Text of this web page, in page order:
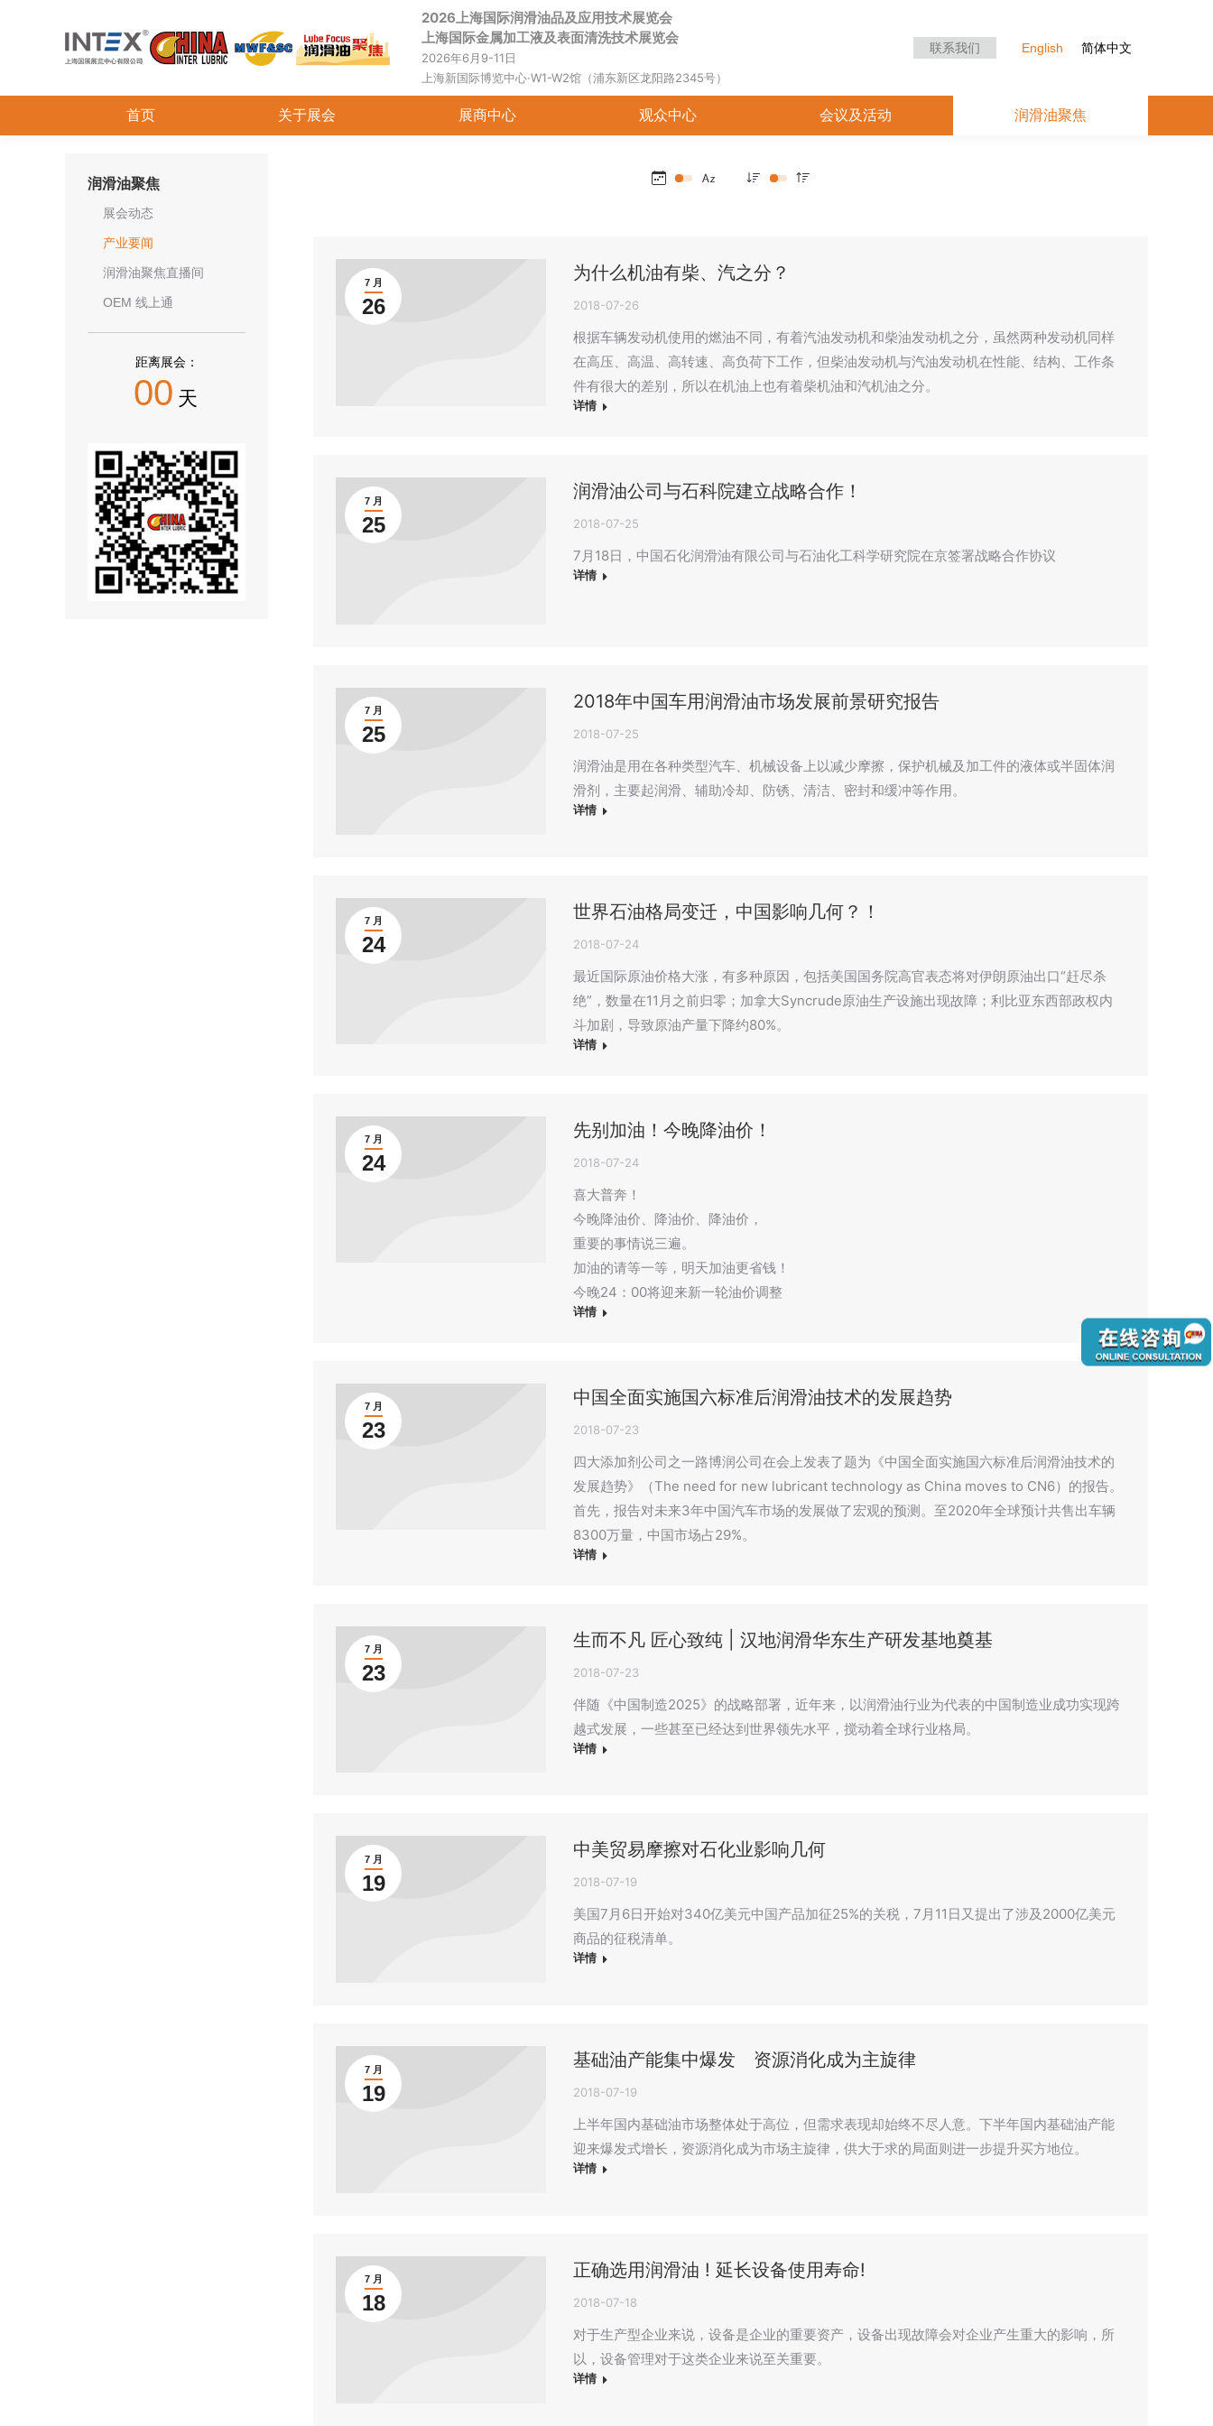
2026上海国际润滑油品及应用技术展览会
上海国际金属加工液及表面清洗技术展览会
2026年6月9-11日
上海新国际博览中心·W1-W2馆（浦东新区龙阳路2345号）
联系我们 English 简体中文
首页 关于展会 展商中心 观众中心 会议及活动 润滑油聚焦
7 月
26
为什么机油有柴、汽之分？
2018-07-26
根据车辆发动机使用的燃油不同，有着汽油发动机和柴油发动机之分，虽然两种发动机同样
在高压、高温、高转速、高负荷下工作，但柴油发动机与汽油发动机在性能、结构、工作条
件有很大的差别，所以在机油上也有着柴机油和汽机油之分。
详情
7 月
25
润滑油公司与石科院建立战略合作！
2018-07-25
7月18日，中国石化润滑油有限公司与石油化工科学研究院在京签署战略合作协议
详情
7 月
25
2018年中国车用润滑油市场发展前景研究报告
2018-07-25
润滑油是用在各种类型汽车、机械设备上以减少摩擦，保护机械及加工件的液体或半固体润
滑剂，主要起润滑、辅助冷却、防锈、清洁、密封和缓冲等作用。
详情
7 月
24
世界石油格局变迁，中国影响几何？！
2018-07-24
最近国际原油价格大涨，有多种原因，包括美国国务院高官表态将对伊朗原油出口“赶尽杀
绝”，数量在11月之前归零；加拿大Syncrude原油生产设施出现故障；利比亚东西部政权内
斗加剧，导致原油产量下降约80%。
详情
7 月
24
先别加油！今晚降油价！
2018-07-24
喜大普奔！
今晚降油价、降油价、降油价，
重要的事情说三遍。
加油的请等一等，明天加油更省钱！
今晚24：00将迎来新一轮油价调整
详情
7 月
23
中国全面实施国六标准后润滑油技术的发展趋势
2018-07-23
四大添加剂公司之一路博润公司在会上发表了题为《中国全面实施国六标准后润滑油技术的
发展趋势》（The need for new lubricant technology as China moves to CN6）的报告。
首先，报告对未来3年中国汽车市场的发展做了宏观的预测。至2020年全球预计共售出车辆
8300万量，中国市场占29%。
详情
7 月
23
生而不凡 匠心致纯 | 汉地润滑华东生产研发基地奠基
2018-07-23
伴随《中国制造2025》的战略部署，近年来，以润滑油行业为代表的中国制造业成功实现跨
越式发展，一些甚至已经达到世界领先水平，搅动着全球行业格局。
详情
7 月
19
中美贸易摩擦对石化业影响几何
2018-07-19
美国7月6日开始对340亿美元中国产品加征25%的关税，7月11日又提出了涉及2000亿美元
商品的征税清单。
详情
7 月
19
基础油产能集中爆发 资源消化成为主旋律
2018-07-19
上半年国内基础油市场整体处于高位，但需求表现却始终不尽人意。下半年国内基础油产能
迎来爆发式增长，资源消化成为市场主旋律，供大于求的局面则进一步提升买方地位。
详情
7 月
18
正确选用润滑油 ! 延长设备使用寿命!
2018-07-18
对于生产型企业来说，设备是企业的重要资产，设备出现故障会对企业产生重大的影响，所
以，设备管理对于这类企业来说至关重要。
详情
润滑油聚焦
展会动态
产业要闻
润滑油聚焦直播间
OEM 线上通
距离展会：
00 天
首页 关于展会 展商中心